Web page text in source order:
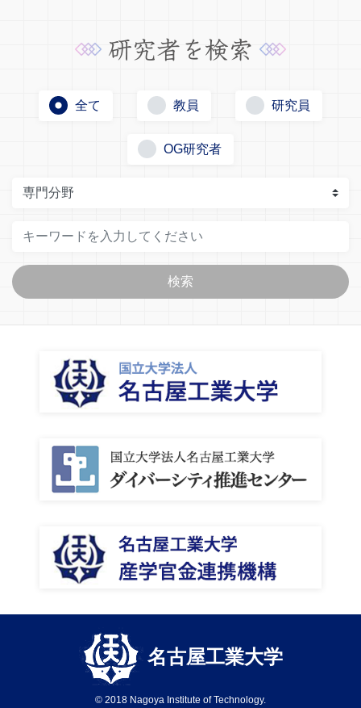
研究者を検索
全て 教員 研究員
OG研究者
名古屋工業大学
© 2018 Nagoya Institute of Technology.